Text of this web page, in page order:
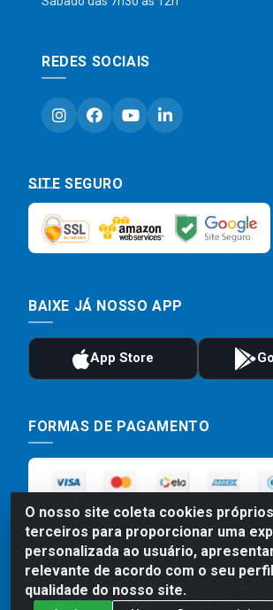
O nosso site coleta cookies
terceiros para proporcionar uma
personalizada ao usuário,
relevante de acordo com o seu
qualidade do nosso site.
REDES SOCIAIS
SITE SEGURO
BAIXE JÁ NOSSO APP
FORMAS DE PAGAMENTO
Preços, promoções, condições de pagamento e